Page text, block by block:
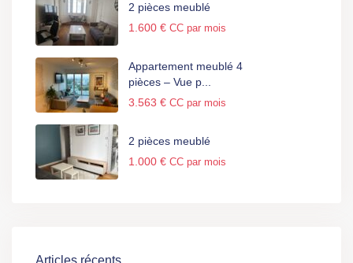
2 pièces meublé
1.600 € CC par mois
Appartement meublé 4
pièces – Vue p...
3.563 € CC par mois
2 pièces meublé
1.000 € CC par mois
Articles récents